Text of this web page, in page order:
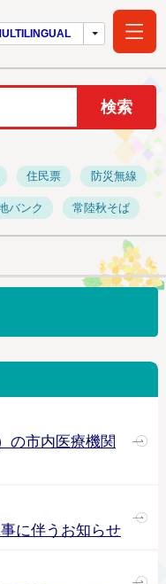
常陸太田市ホー
住民票 防災無線
バンク 常陸秋そば
の市内医療機関
に伴うお知らせ